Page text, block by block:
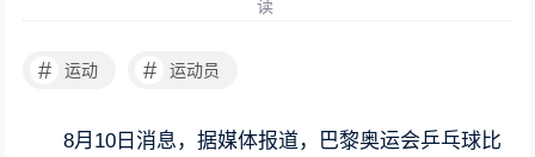
读
# 运动 # 运动员
8月10日消息，据媒体报道，巴黎奥运会乒乓球比